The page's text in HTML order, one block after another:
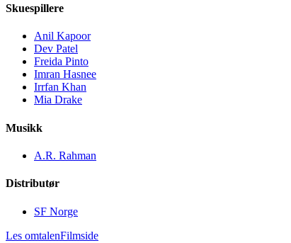
Skuespillere
Anil Kapoor
Dev Patel
Freida Pinto
Imran Hasnee
Irrfan Khan
Mia Drake
Musikk
A.R. Rahman
Distributør
SF Norge
Les omtalenFilmside